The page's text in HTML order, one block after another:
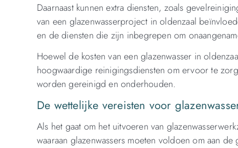
Daarnaast kunnen extra diensten, zoals
van een glazenwasserproject in oldenzaal
en de diensten die zijn inbegrepen om
Hoewel de kosten van een glazenwasser in
hoogwaardige reinigingsdiensten om ervoor te
worden gereinigd en onderhouden.
De wettelijke vereisten voor
Als het gaat om het uitvoeren van
waaraan glazenwassers moeten voldoen om aan